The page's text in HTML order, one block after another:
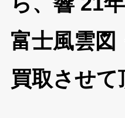
富士風雲図
買取させて